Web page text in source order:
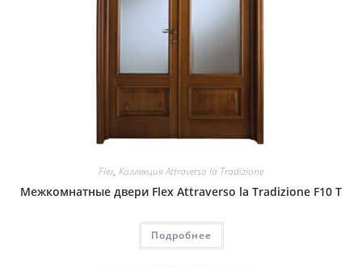
Flex, Коллекция Attraverso la Tradizione
Межкомнатные двери Flex Attraverso la Tradizione F10 T
Подробнее